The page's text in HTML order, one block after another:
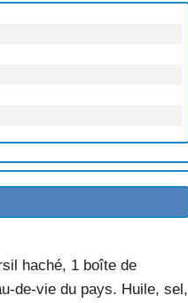
haché, 1 boîte de
de-vie du pays. Huile, sel,